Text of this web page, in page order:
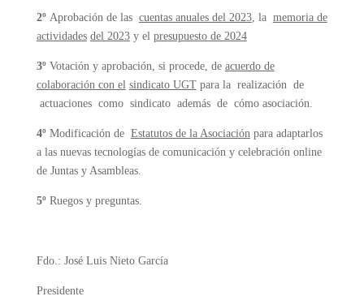
2º Aprobación de las cuentas anuales del 2023, la memoria de
actividades del 2023y el presupuesto de 2024
3º Votación y aprobación, si procede, de acuerdo de
colaboración con el sindicato UGTpara la realización de
actuaciones como sindicato además de cómo asociación.
4º Modificación de Estatutos de la Asociación para adaptarlos
a las nuevas tecnologías de comunicación y celebración online
de Juntas y Asambleas.
5º Ruegos y preguntas.
Fdo.: José Luis Nieto García
Presidente